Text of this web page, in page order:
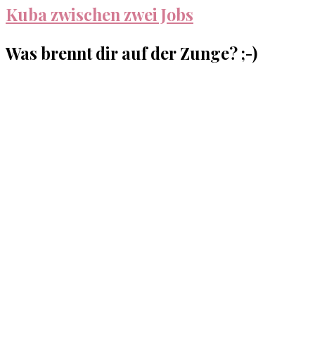
Kuba zwischen zwei Jobs
Was brennt dir auf der Zunge? ;-)